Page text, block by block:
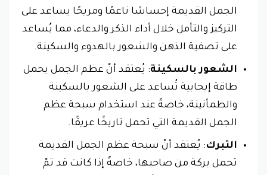
الجمل القديمة إحساسًا ناعمًا ومريحًا يساعد على
التركيز والتأمل خلال أداء الذكر والدعاء، مما يُساعد
على تصفية الذهن والشعور بالهدوء والسكينة.
الشعور بالسكينة: يُعتقد أنّ عظم الجمل يحمل
طاقة إيجابية تُساعد على الشعور بالسكينة
والطمأنينة، خاصةً عند استخدام سبحة عظم
الجمل القديمة التي تحمل تاريخًا عريقًا.
التبرك: يُعتقد أنّ سبحة عظم الجمل القديمة
تحمل بركة من صاحبها، خاصةً إذا كانت قد تمّ